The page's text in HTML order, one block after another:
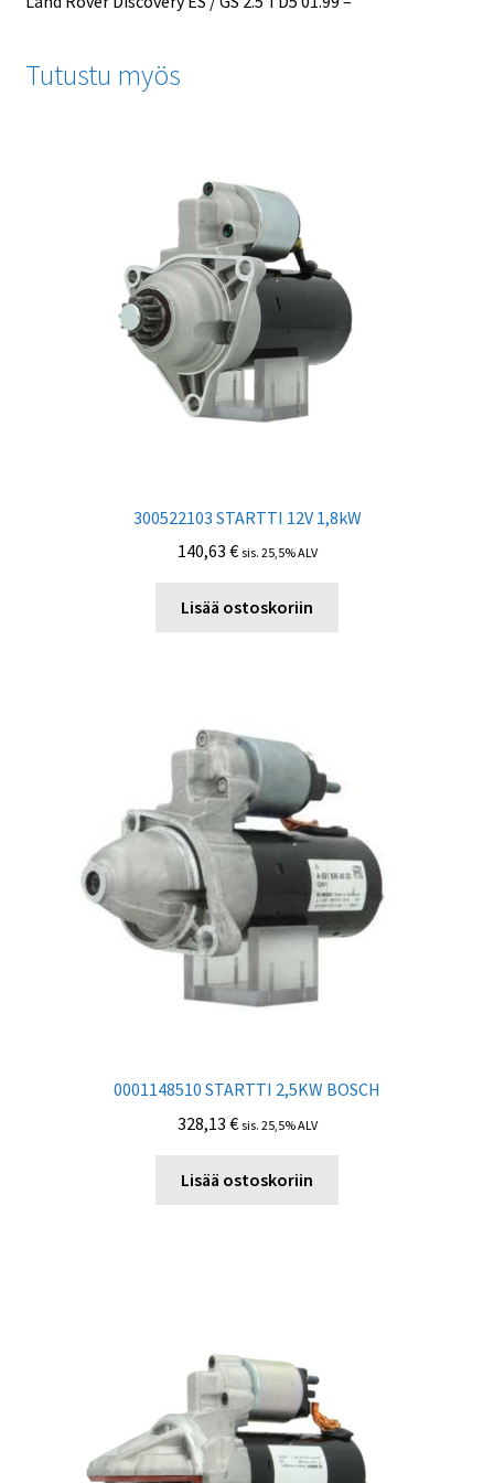
Tutustu myös
300522103 STARTTI 12V 1,8kW
140,63 € sis. 25,5% ALV
Lisää ostoskoriin
0001148510 STARTTI 2,5KW BOSCH
328,13 € sis. 25,5% ALV
Lisää ostoskoriin